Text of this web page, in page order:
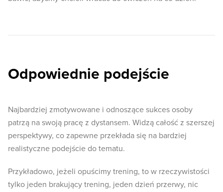
Odpowiednie podejście
Najbardziej zmotywowane i odnoszące sukces osoby
patrzą na swoją pracę z dystansem. Widzą całość z szerszej
perspektywy, co zapewne przekłada się na bardziej
realistyczne podejście do tematu.
Przykładowo, jeżeli opuścimy trening, to w rzeczywistości
tylko jeden brakujący trening, jeden dzień przerwy, nic